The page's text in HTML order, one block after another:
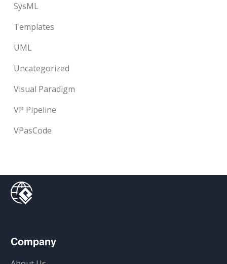
SysML
Templates
UML
Uncategorized
Visual Paradigm
VP Pipeline
VPasCode
Company